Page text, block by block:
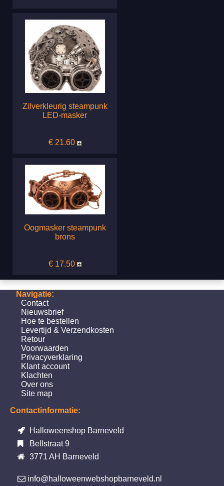
Zilverkleurig steampunk
LED-masker
€ 21.60
Oogmasker steampunk
brons
€ 17.50
Navigatie:
Contact
Nieuwsbrief
Hoe te bestellen
Levertijd & Verzendkosten
Retour
Voorwaarden
Privacyverklaring
Klant account
Klachten
Over ons
Site map
Contactinformatie:
Halloweenshop Barneveld
Bellstraat 9
3771 AH Barneveld
info@halloweenwebshopbarneveld.nl